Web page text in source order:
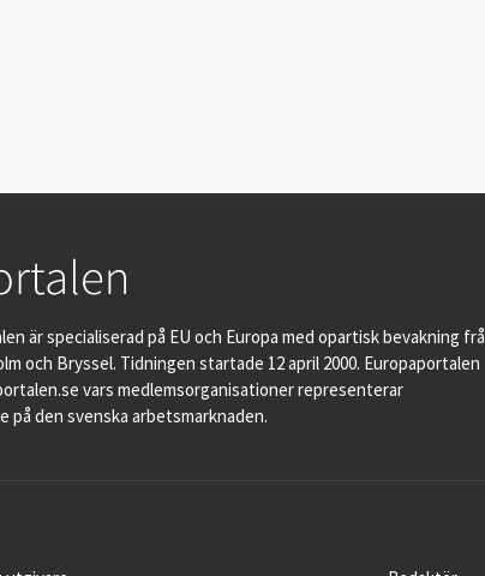
är specialiserad på EU och Europa med opartisk bevakning
och Bryssel. Tidningen startade 12 april 2000. Europaportalen
vars medlemsorganisationer representerar
på den svenska arbetsmarknaden.